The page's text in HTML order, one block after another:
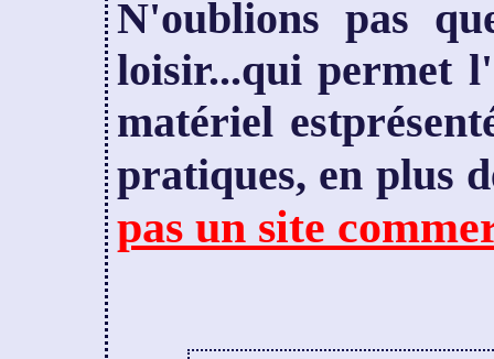
N'oublions pas
loisir...qui permet
matériel
pratiques, en
pas un site